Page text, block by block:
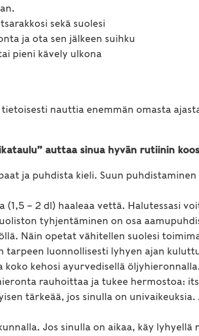
sekä suolesi
ja ota sen jälkeen suihku
pieni kävely ulkona
nauttia enemmän omasta
auttaa sinua hyvän rutiinin
ja puhdista kieli. Suun
(1,5 – 2 dl) haaleaa vettä. Halutessasi
tyhjentäminen on osa
Näin opetat vähitellen suolesi
tarpeen luonnollisesti lyhyen ajan
koko kehosi ayurvedisellä
rauhoittaa ja tukee hermostoa:
tärkeää, jos sinulla on
Jos sinulla on aikaa, käy